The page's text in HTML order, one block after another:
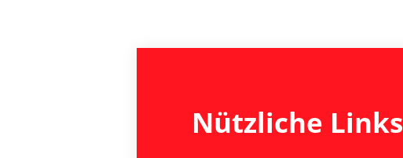
Nützliche Links